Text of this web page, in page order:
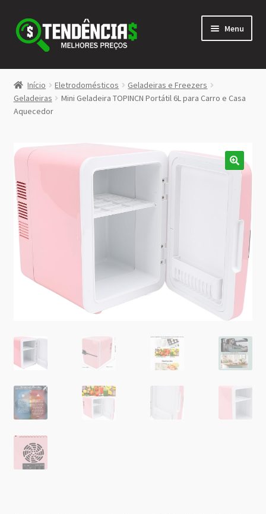
Pular
para
navegação
Pular
para
conteúdo
Menu
LOJA
<>
Início Eletrodomésticos
Geladeiras e Freezers
Geladeiras
Mini Geladeira TOPINCN Portátil 6L para Carro e Casa
Aquecedor